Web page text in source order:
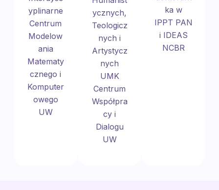
yplinarne
Centrum
Modelow
ania
Matematy
cznego i
Komputer
owego
UW
ycznych,
Teologicz
nych i
Artystycz
nych
UMK
Centrum
Współpra
cy i
Dialogu
UW
ka w
IPPT PAN
i IDEAS
NCBR